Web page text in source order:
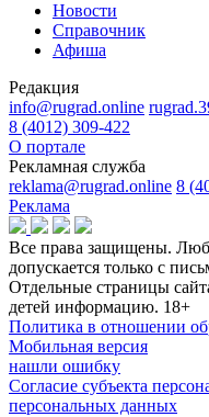
Новости
Справочник
Афиша
Редакция
info@rugrad.online
8 (4012) 309-422
О портале
Рекламная служба
reklama@rugrad.online 8
Реклама
Все права защищены.
допускается только с
Отдельные страницы
детей информацию. 18+
Политика в отношении
Мобильная версия
нашли ошибку
Согласие субъекта
персональных данных